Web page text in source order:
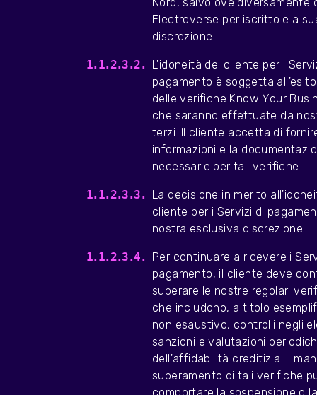
Electroverse per iscritto e a
discrezione.
L'idoneità del cliente per i
pagamento è soggetta
delle verifiche Know Your
che saranno effettuate da
terzi. Il cliente accetta di
informazioni e la
necessarie per tali verifiche.
La decisione in merito
cliente per i Servizi di
nostra esclusiva discrezione.
Per continuare a ricevere i
pagamento, il cliente deve
superare le nostre regolari
che includono, a titolo
non esaustivo, controlli negli
sanzioni e valutazioni
dell'affidabilità creditizia. Il
superamento di tali verifiche